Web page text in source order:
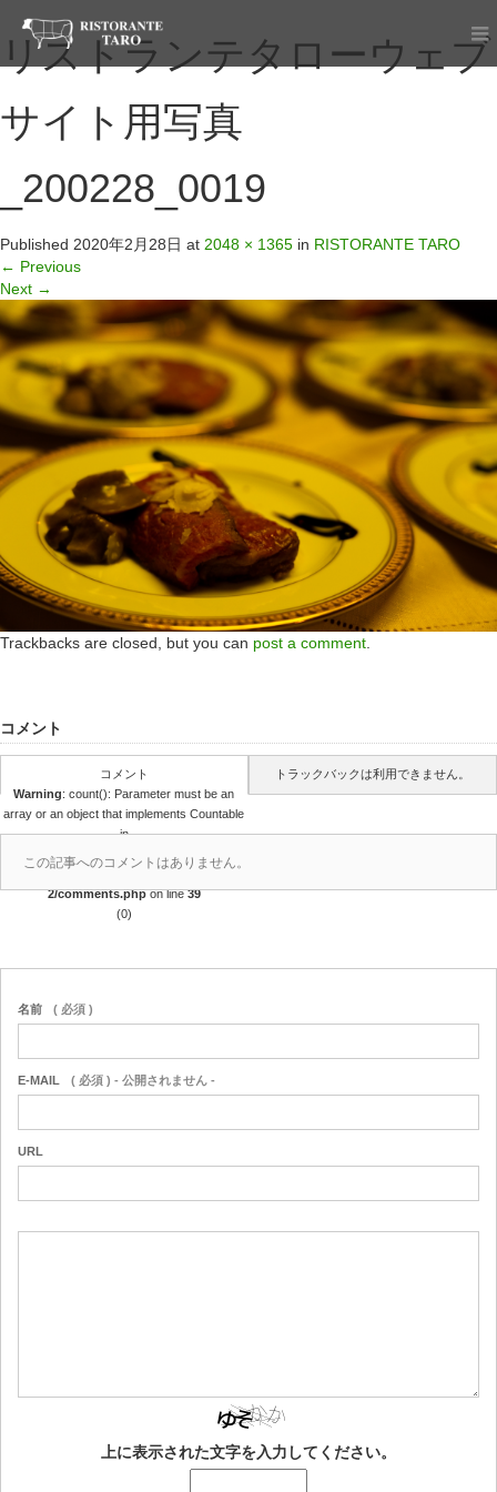
リストランテタローウェブ
サイト用写真
_200228_0019
Published 2020年2月28日 at 2048 × 1365 in RISTORANTE TARO
← Previous
Next →
Trackbacks are closed, but you can post a comment
コメント
コメント
Warning: count(): Parameter must be an
array or an object that implements Countable
in
/home/r4688280/public_html/takedataro.c
om/wp-content/themes/amore_tcd028-
2/comments.phpon line39
(0)
トラックバックは利用できません。
この記事へのコメントはありません。
名前 ( 必須 )
E-MAIL ( 必須 ) - 公開されません -
URL
上に表示された文字を入力してください。